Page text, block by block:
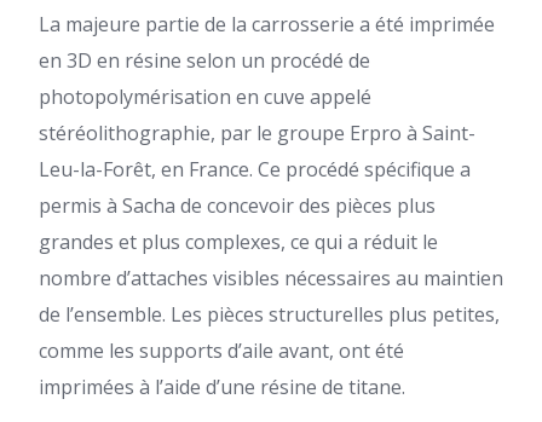
La majeure partie de la carrosserie a été imprimée
en 3D en résine selon un procédé de
photopolymérisation en cuve appelé
stéréolithographie, par le groupe Erpro à Saint-
Leu-la-Forêt, en France. Ce procédé spécifique a
permis à Sacha de concevoir des pièces plus
grandes et plus complexes, ce qui a réduit le
nombre d’attaches visibles nécessaires au maintien
de l’ensemble. Les pièces structurelles plus petites,
comme les supports d’aile avant, ont été
imprimées à l’aide d’une résine de titane.